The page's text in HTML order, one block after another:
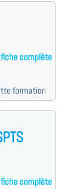
complète
formation
complète